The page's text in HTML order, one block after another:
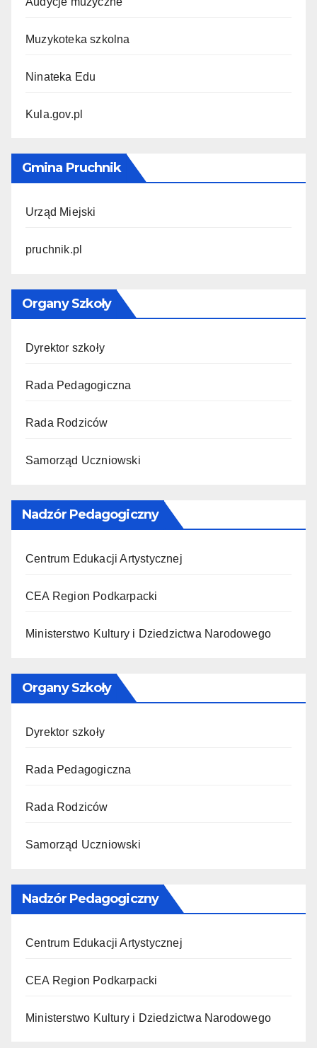
Muzykoteka szkolna
Ninateka Edu
Kula.gov.pl
Gmina Pruchnik
Urząd Miejski
pruchnik.pl
Organy Szkoły
Dyrektor szkoły
Rada Pedagogiczna
Rada Rodziców
Samorząd Uczniowski
Nadzór Pedagogiczny
Centrum Edukacji Artystycznej
CEA Region Podkarpacki
Ministerstwo Kultury i Dziedzictwa Narodowego
Organy Szkoły
Dyrektor szkoły
Rada Pedagogiczna
Rada Rodziców
Samorząd Uczniowski
Nadzór Pedagogiczny
Centrum Edukacji Artystycznej
CEA Region Podkarpacki
Ministerstwo Kultury i Dziedzictwa Narodowego